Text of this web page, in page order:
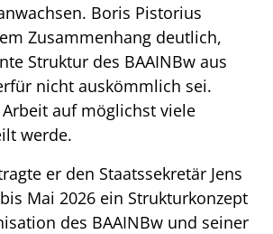
Boris Pistorius
Zusammenhang deutlich,
Struktur des BAAINBw aus
nicht auskömmlich sei.
auf möglichst viele
werde.
er den Staatssekretär Jens
Mai 2026 ein Strukturkonzept
des BAAINBw und seiner